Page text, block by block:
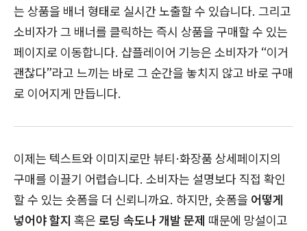
는 상품을 배너 형태로 실시간 노출할 수 있습니다. 그리고
소비자가 그 배너를 클릭하는 즉시 상품을 구매할 수 있는
페이지로 이동합니다. 샵플레이어 기능은 소비자가 “이거
괜찮다”라고 느끼는 바로 그 순간을 놓치지 않고 바로 구매
로 이어지게 만듭니다.
이제는 텍스트와 이미지로만 뷰티·화장품 상세페이지의
구매를 이끌기 어렵습니다. 소비자는 설명보다 직접 확인
할 수 있는 숏폼을 더 신뢰니까요. 하지만, 숏폼을 어떻게
넣어야 할지 혹은 로딩 속도나 개발 문제 때문에 망설이고